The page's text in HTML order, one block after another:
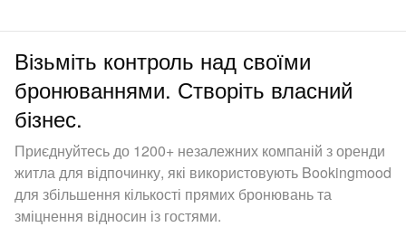
Візьміть контроль над своїми
бронюваннями. Створіть власний
бізнес.
Приєднуйтесь до 1200+ незалежних компаній з оренди
житла для відпочинку, які використовують Bookingmood
для збільшення кількості прямих бронювань та
зміцнення відносин із гостями.